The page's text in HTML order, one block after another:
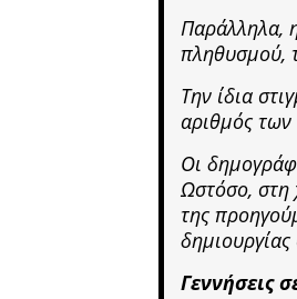
Παράλληλα,
πληθυσμού,
Την ίδια
αριθμός των
Οι
Ωστόσο, στη
της
δημιουργίας
Γεννήσεις